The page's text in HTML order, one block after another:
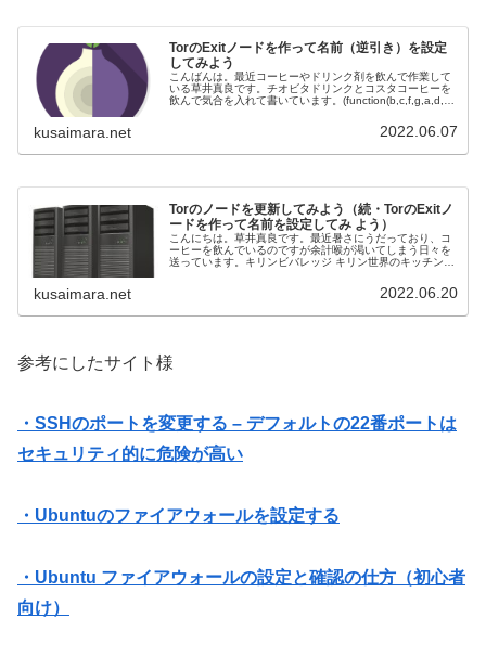
TorのExitノードを作って名前（逆引き）を設定
してみよう
こんばんは。最近コーヒーやドリンク剤を飲んで作業して
いる草井真良です。チオビタドリンクとコスタコーヒーを
飲んで気合を入れて書いています。(function(b,c,f,g,a,d,e)
kusaimara.net 2022.06.07
Torのノードを更新してみよう（続・TorのExitノ
ードを作って名前を設定してみ よう）
こんにちは。草井真良です。最近暑さにうだっており、コ
ーヒーを飲んでいるのですが余計喉が渇いてしまう日々を
送っています。キリンビバレッジ キリン世界のキッチンか
kusaimara.net 2022.06.20
参考にしたサイト様
・SSHのポートを変更する – デフォルトの22番ポートは
セキュリティ的に危険が高い
・Ubuntuのファイアウォールを設定する
・Ubuntu ファイアウォールの設定と確認の仕方（初心者
向け）